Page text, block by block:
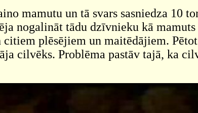
mamutu un tā svars sasniedza 10
nogalināt tādu dzīvnieku kā mamuts
plēsējiem un maitēdājiem.
cilvēks. Problēma pastāv tajā, ka